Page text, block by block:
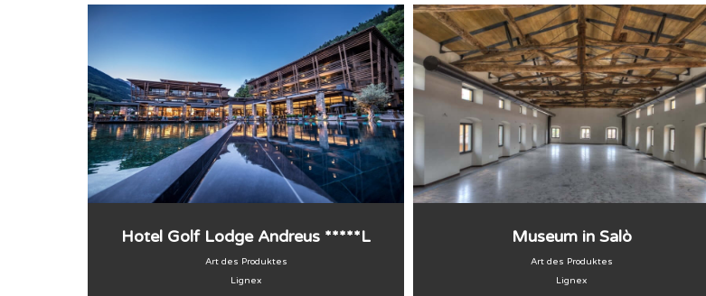
Hotel Golf Lodge Andreus *****L
Art des Produktes
Lignex
Museum in Salò
Art des Produktes
Lignex